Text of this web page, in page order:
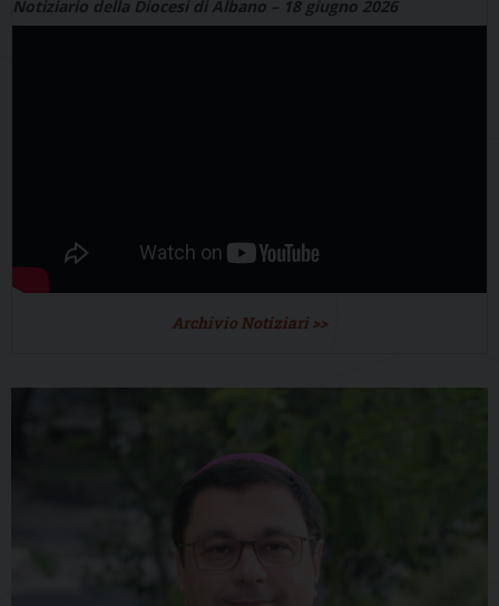
Notiziario della Diocesi di Albano – 18 giugno 2026
Archivio Notiziari >>